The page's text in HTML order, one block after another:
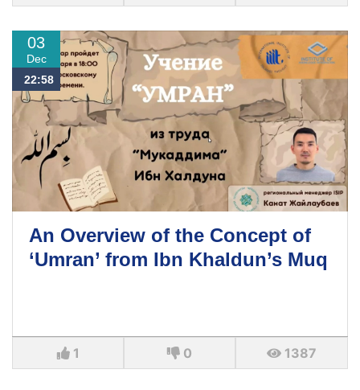
03
Dec
22:58
An Overview of the Concept of
‘Umran’ from Ibn Khaldun’s Muq
1 0 1387